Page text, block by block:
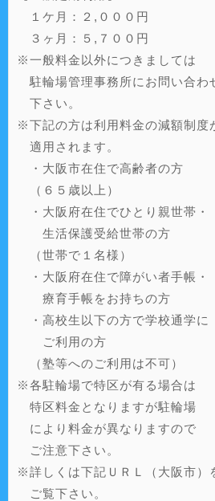
１ケ月：２,０００円
３ヶ月：５,７００円
※一般料金以外につきましては
駐輪場管理事務所にお問い合わ
下さい。
※下記の方は利用料金の減額制度
適用されます。
・大阪市在住で高齢者の方
（６５歳以上）
・大阪府在住でひとり親世帯・
生活保護受給世帯の方
（世帯で１名様）
・大阪府在住で障がい者手帳・
療育手帳をお持ちの方
・高校生以下の方で学校通学に
ご利用の方
（塾等へのご利用は不可）
※各駐輪場で特区が有る場合は
特区料金となりますが駐輪場
により料金が異なりますので
ご注意下さい。
※詳しくは下記ＵＲＬ（大阪市）
ご覧下さい。